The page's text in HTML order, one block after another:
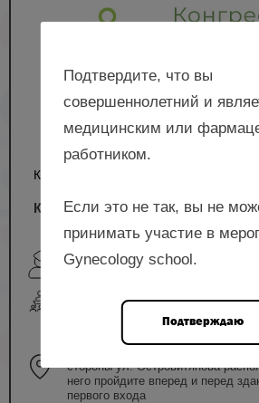
КОНГРЕСС
Конгресс «Право на жизнь»
Юренева С.В., Сетдикова Г.Р.,
очный формат
г. Москва, ул. Академика
АГП им. В.И. Кулакова" Схема
стороны ул. Островитянова
него пройдите вперед и перед
первого входа
Подтвердите, что вы
совершеннолетний и
медицинским или
работником.
Если это не так, вы не
принимать участие в
Gynecology school.
Подтверждаю